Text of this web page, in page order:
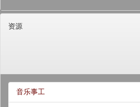
资源
音乐事工